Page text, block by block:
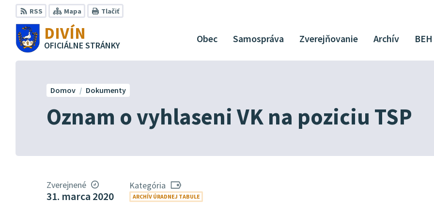
Preskočiť
na
obsah
RSS Mapa Tlačiť
DIVÍN
OFICIÁLNE STRÁNKY
Obec Samospráva Zverejňovanie Archív BEH
Oznam o vyhlaseni VK na poziciu TSP
Domov Dokumenty
Zverejnené
31. marca 2020
Kategória
ARCHÍV ÚRADNEJ TABULE